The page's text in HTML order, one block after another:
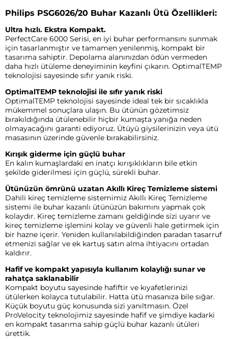
Philips PSG6026/20 Buhar Kazanlı Ütü Özellikleri:
Ultra hızlı. Ekstra Kompakt.
PerfectCare 6000 Serisi, en iyi buhar performansını sunmak
için tasarlanmıştır ve tamamen yenilenmiş, kompakt bir
tasarıma sahiptir. Depolama alanınızdan ödün vermeden
daha hızlı ütüleme deneyiminin keyfini çıkarın. OptimalTEMP
teknolojisi sayesinde sıfır yanık riski.
OptimalTEMP teknolojisi ile sıfır yanık riski
OptimalTEMP teknolojisi sayesinde ideal tek bir sıcaklıkla
mükemmel sonuçlara ulaşın. Bu ütünün gözetimsiz
bırakıldığında ütülenebilir hiçbir kumaşta yanığa neden
olmayacağını garanti ediyoruz. Ütüyü giysilerinizin veya ütü
masasının üzerinde güvenle bırakabilirsiniz.
Kırışık giderme için güçlü buhar
En kalın kumaşlardaki en inatçı kırışıklıkların bile etkin
şekilde giderilmesi için güçlü, sürekli buhar.
Ütünüzün ömrünü uzatan Akıllı Kireç Temizleme sistemi
Dahili kireç temizleme sistemimiz Akıllı Kireç Temizleme
sistemi ile buhar kazanlı ütünüzün bakımını yapmak çok
kolaydır. Kireç temizleme zamanı geldiğinde sizi uyarır ve
kireç temizleme işlemini kolay ve güvenli hale getirmek için
bir hazne içerir. Yeniden kullanılabildiğinden paradan tasarruf
etmenizi sağlar ve ek kartuş satın alma ihtiyacını ortadan
kaldırır.
Hafif ve kompakt yapısıyla kullanım kolaylığı sunar ve
rahatça saklanabilir
Kompakt boyutu sayesinde hafiftir ve kıyafetlerinizi
ütülerken kolayca tutulabilir. Hatta ütü masanıza bile sığar.
Küçük boyutu güç konusunda sizi yanıltmasın. Özel
ProVelocity teknolojimiz sayesinde hafif ve şimdiye kadarki
en kompakt tasarıma sahip güçlü buhar kazanlı ütüleri
ürettik.